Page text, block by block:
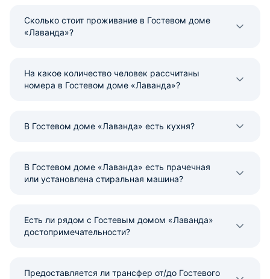
Сколько стоит проживание в Гостевом доме
«Лаванда»?
На какое количество человек рассчитаны
номера в Гостевом доме «Лаванда»?
В Гостевом доме «Лаванда» есть кухня?
В Гостевом доме «Лаванда» есть прачечная
или установлена стиральная машина?
Есть ли рядом с Гостевым домом «Лаванда»
достопримечательности?
Предоставляется ли трансфер от/до Гостевого